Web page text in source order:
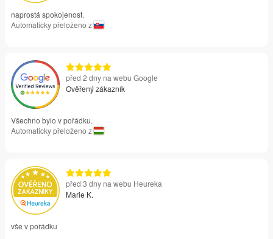
naprostá spokojenost.
Automaticky přeloženo z
před 2 dny na webu Google
Ověřený zákazník
Všechno bylo v pořádku.
Automaticky přeloženo z
před 3 dny na webu Heureka
Marie K.
vše v pořádku